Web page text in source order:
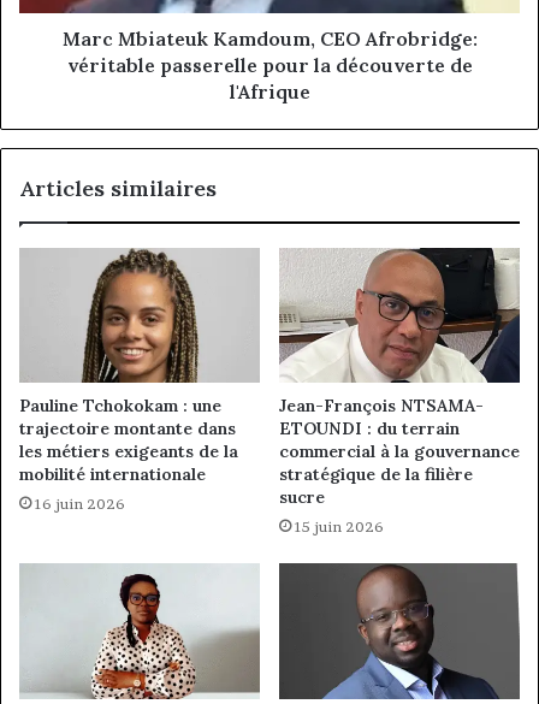
la
découverteMarc Mbiateuk Kamdoum, CEO Afrobridge:
véritable passerelle pour la découverte de
l'Afrique
Articles similaires
Pauline Tchokokam : une
trajectoire montante dans
les métiers exigeants de la
mobilité internationale
16 juin 2026
Jean-François NTSAMA-
ETOUNDI : du terrain
commercial à la gouvernance
stratégique de la filière
sucre
15 juin 2026